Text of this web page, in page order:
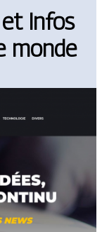
Infos
monde